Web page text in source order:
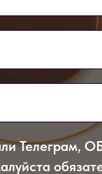
Телеграм,